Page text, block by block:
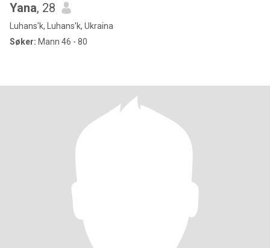
Yana, 28
Luhans'k, Luhans'k, Ukraina
Søker: Mann 46 - 80